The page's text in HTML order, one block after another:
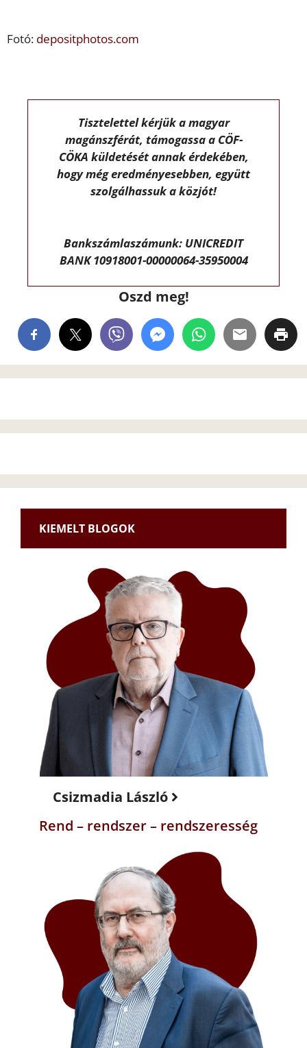
Fotó: depositphotos.com
Tisztelettel kérjük a magyar
magánszférát, támogassa a CÖF-
CÖKA küldetését annak érdekében,
hogy még eredményesebben, együtt
szolgálhassuk a közjót!
Bankszámlaszámunk: UNICREDIT
BANK 10918001-00000064-35950004
Oszd meg!
KIEMELT BLOGOK
Csizmadia László
Rend – rendszer – rendszeresség